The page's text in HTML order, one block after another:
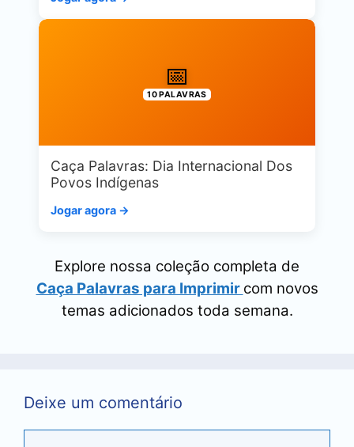
📅
10 PALAVRAS
Caça Palavras: Dia Internacional Dos
Povos Indígenas
Jogar agora →
Explore nossa coleção completa de
Caça Palavras para Imprimir com novos
temas adicionados toda semana.
Deixe um comentário